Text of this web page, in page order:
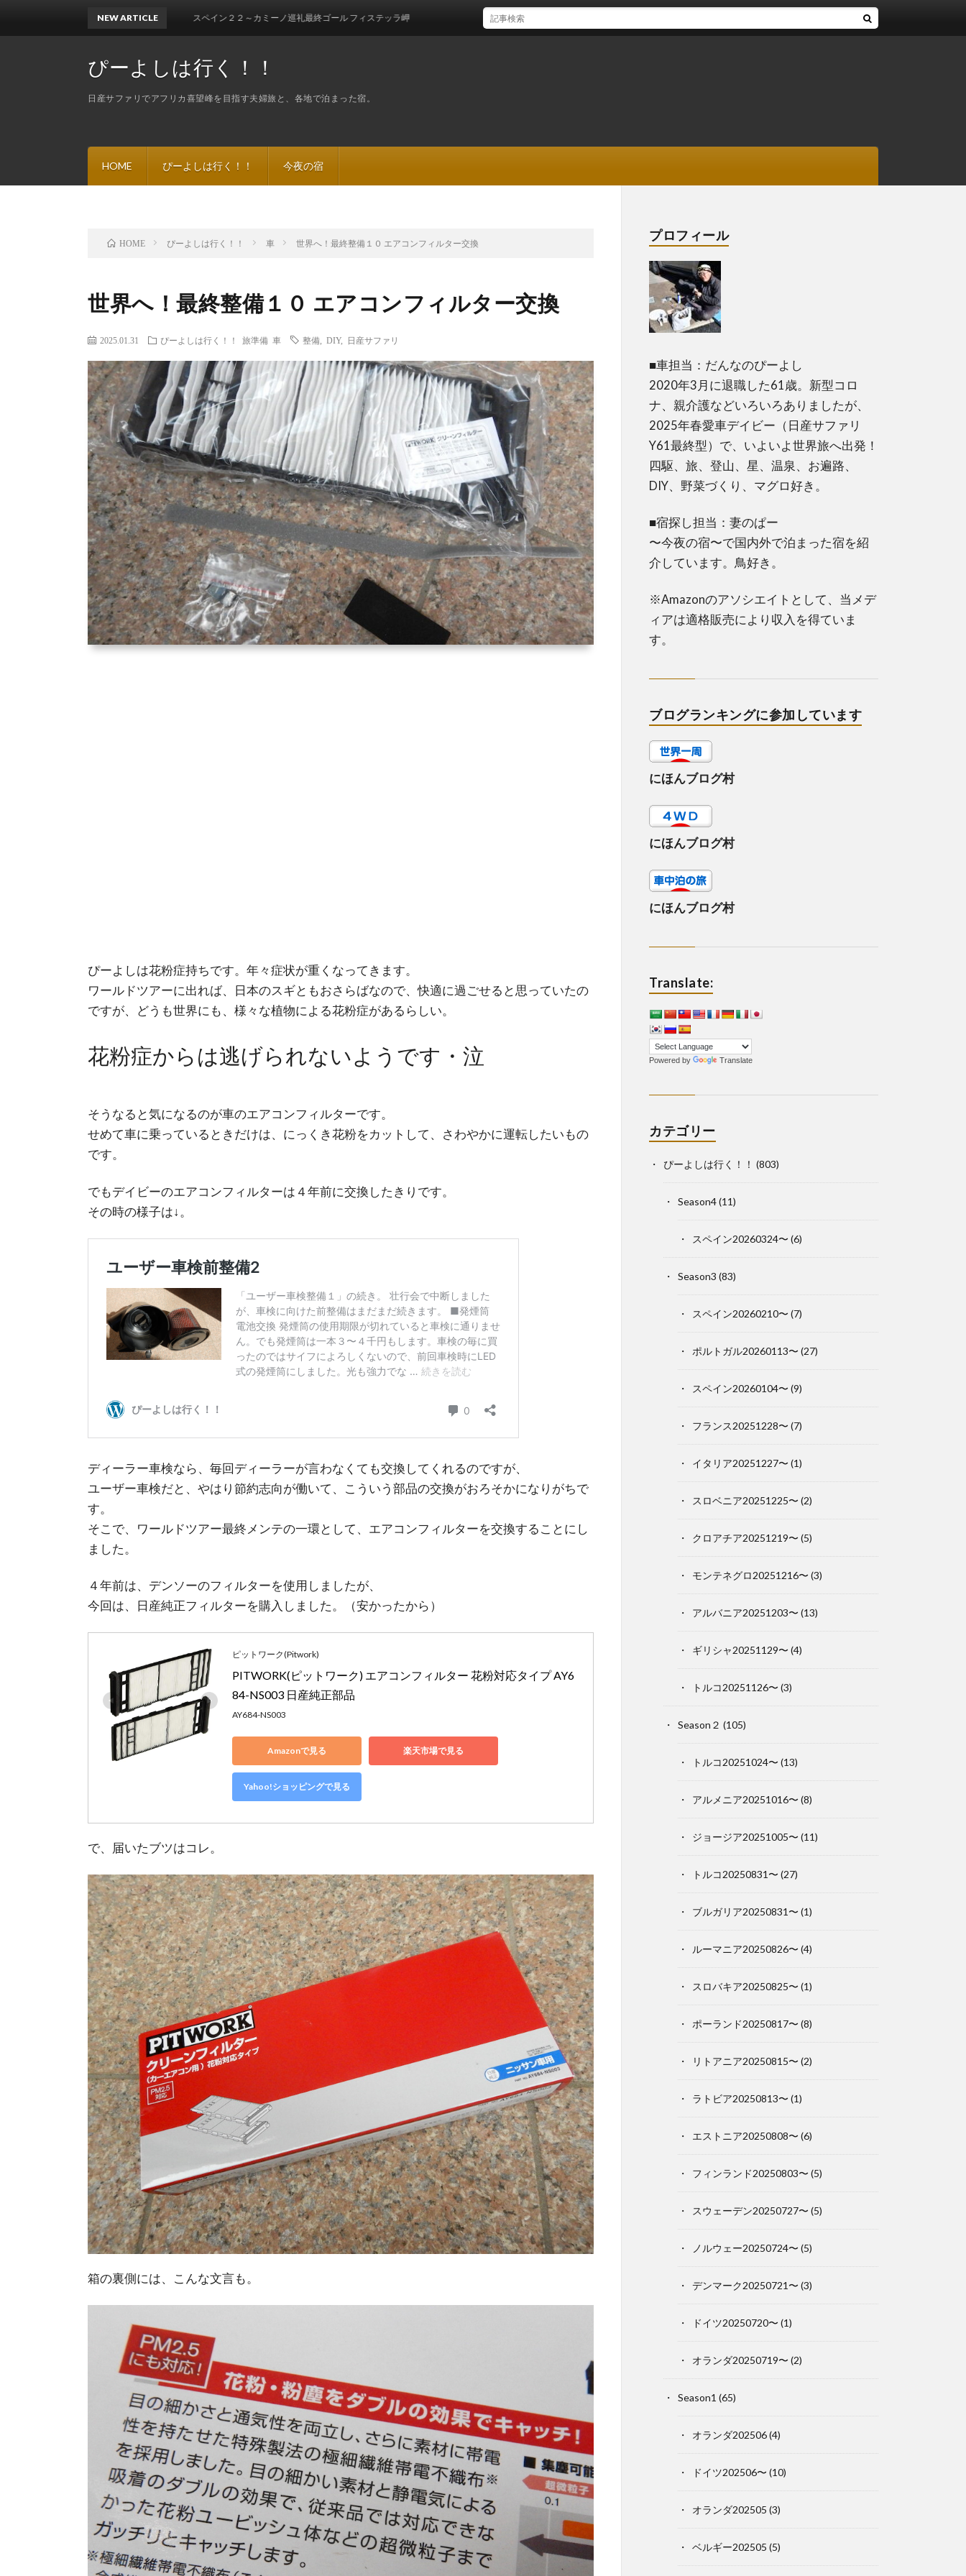
ぴーよしは行く！！
日産サファリでアフリカ喜望峰を目指す夫婦旅と、各地で泊まった宿。
HOME ぴーよしは行く！！ 今夜の宿
NEW ARTICLEスペイン２２～カミーノ巡礼最終ゴール フィステッラ岬
HOME ぴーよしは行く！！ 車 世界へ！最終整備１０ エアコンフィルター交換
世界へ！最終整備１０ エアコンフィルター交換
2025.01.31 ぴーよしは行く！！ 旅準備 車 整備 DIY, 日産サファリ
ぴーよしは花粉症持ちです。年々症状が重くなってきます。
ワールドツアーに出れば、日本のスギともおさらばなので、快適に過ごせると思っていたの
ですが、どうも世界にも、様々な植物による花粉症があるらしい。
花粉症からは逃げられないようです・泣
そうなると気になるのが車のエアコンフィルターです。
せめて車に乗っているときだけは、にっくき花粉をカットして、さわやかに運転したいもの
です。
でもデイビーのエアコンフィルターは４年前に交換したきりです。
その時の様子は↓。
ディーラー車検なら、毎回ディーラーが言わなくても交換してくれるのですが、
ユーザー車検だと、やはり節約志向が働いて、こういう部品の交換がおろそかになりがちで
す。
そこで、ワールドツアー最終メンテの一環として、エアコンフィルターを交換することにし
ました。
４年前は、デンソーのフィルターを使用しましたが、
今回は、日産純正フィルターを購入しました。（安かったから）
ピットワーク(Pitwork)
PITWORK(ピットワーク) エアコンフィルター 花粉対応タイプ AY6
84-NS003 日産純正部品
AY684-NS003
Amazonで見る 楽天市場で見る
Yahoo!ショッピングで見る
で、届いたブツはコレ。
箱の裏側には、こんな文言も。
プロフィール
■車担当：だんなのぴーよし
2020年3月に退職した61歳。新型コロ
ナ、親介護などいろいろありましたが、
2025年春愛車デイビー（日産サファリ
Y61最終型）で、いよいよ世界旅へ出発！
四駆、旅、登山、星、温泉、お遍路、
DIY、野菜づくり、マグロ好き。
■宿探し担当：妻のぱー
〜今夜の宿〜で国内外で泊まった宿を紹
介しています。鳥好き。
※Amazonのアソシエイトとして、当メデ
ィアは適格販売により収入を得ていま
す。
ブログランキングに参加しています
にほんブログ村
にほんブログ村
にほんブログ村
Translate:
Powered by Translate
カテゴリー
ぴーよしは行く！！ (803)
Season4(11)
スペイン20260324〜 (6)
Season3 (83)
スペイン20260210〜 (7)
ポルトガル20260113〜 (27)
スペイン20260104〜 (9)
フランス20251228〜 (7)
イタリア20251227〜 (1)
スロベニア20251225〜 (2)
クロアチア20251219〜 (5)
モンテネグロ20251216〜 (3)
アルバニア20251203〜 (13)
ギリシャ20251129〜 (4)
トルコ20251126〜 (3)
Season２ (105)
トルコ20251024〜 (13)
アルメニア20251016〜 (8)
ジョージア20251005〜 (11)
トルコ20250831〜 (27)
ブルガリア20250831〜 (1)
ルーマニア20250826〜 (4)
スロバキア20250825〜 (1)
ポーランド20250817〜 (8)
リトアニア20250815〜 (2)
ラトビア20250813〜 (1)
エストニア20250808〜 (6)
フィンランド20250803〜 (5)
スウェーデン20250727〜 (5)
ノルウェー20250724〜 (5)
デンマーク20250721〜 (3)
ドイツ20250720〜 (1)
オランダ20250719〜 (2)
Season1 (65)
オランダ202506(4)
ドイツ202506〜 (10)
オランダ202505 (3)
ベルギー202505 (5)